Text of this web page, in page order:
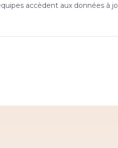
accèdent aux données à